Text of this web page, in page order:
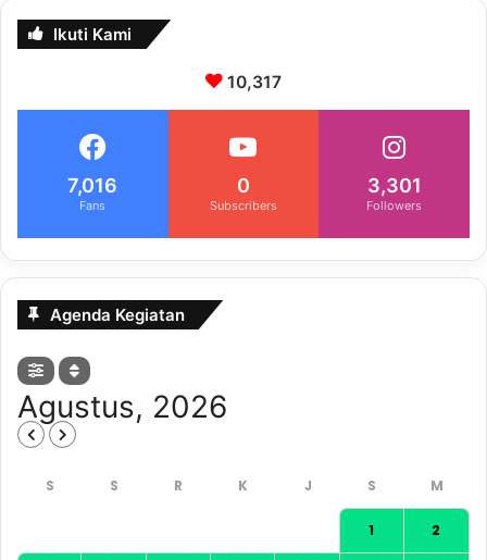
Ikuti Kami
10,317
7,016
Fans
0
Subscribers
3,301
Followers
Agenda Kegiatan
Agustus, 2026
1 2